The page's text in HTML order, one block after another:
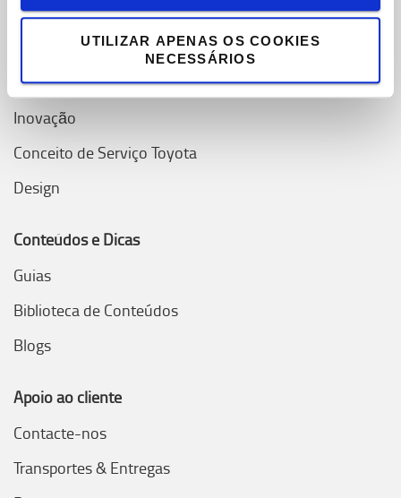
UTILIZAR APENAS OS COOKIES
NECESSÁRIOS
Valores Toyota
Sistema de Produção Toyota (TPS)
Sustentabilidade
Inovação
Conceito de Serviço Toyota
Design
Conteúdos e Dicas
Guias
Biblioteca de Conteúdos
Blogs
Apoio ao cliente
Contacte-nos
Transportes & Entregas